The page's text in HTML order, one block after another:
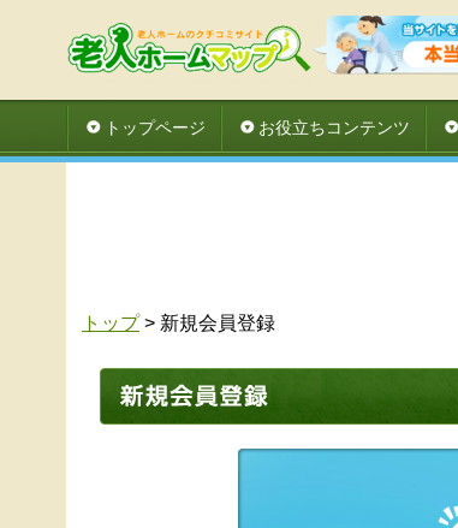
トップページ
お役立ちコンテンツ
トップ> 新規会員登録